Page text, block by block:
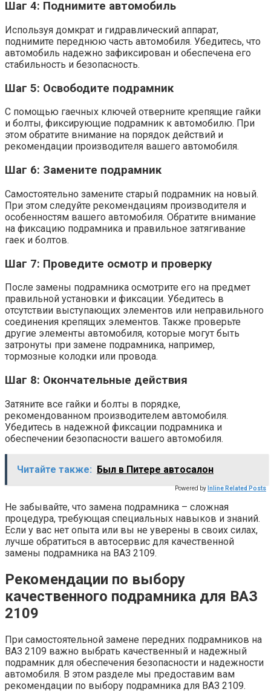
Шаг 4: Поднимите автомобиль
Используя домкрат и гидравлический аппарат,
поднимите переднюю часть автомобиля. Убедитесь, что
автомобиль надежно зафиксирован и обеспечена его
стабильность и безопасность.
Шаг 5: Освободите подрамник
С помощью гаечных ключей отверните крепящие гайки
и болты, фиксирующие подрамник к автомобилю. При
этом обратите внимание на порядок действий и
рекомендации производителя вашего автомобиля.
Шаг 6: Замените подрамник
Самостоятельно замените старый подрамник на новый.
При этом следуйте рекомендациям производителя и
особенностям вашего автомобиля. Обратите внимание
на фиксацию подрамника и правильное затягивание
гаек и болтов.
Шаг 7: Проведите осмотр и проверку
После замены подрамника осмотрите его на предмет
правильной установки и фиксации. Убедитесь в
отсутствии выступающих элементов или неправильного
соединения крепящих элементов. Также проверьте
другие элементы автомобиля, которые могут быть
затронуты при замене подрамника, например,
тормозные колодки или провода.
Шаг 8: Окончательные действия
Затяните все гайки и болты в порядке,
рекомендованном производителем автомобиля.
Убедитесь в надежной фиксации подрамника и
обеспечении безопасности вашего автомобиля.
Читайте также: Был в Питере автосалон
Powered by Inline Related Posts
Не забывайте, что замена подрамника – сложная
процедура, требующая специальных навыков и знаний.
Если у вас нет опыта или вы не уверены в своих силах,
лучше обратиться в автосервис для качественной
замены подрамника на ВАЗ 2109.
Рекомендации по выбору
качественного подрамника для ВАЗ
2109
При самостоятельной замене передних подрамников на
ВАЗ 2109 важно выбрать качественный и надежный
подрамник для обеспечения безопасности и надежности
автомобиля. В этом разделе мы предоставим вам
рекомендации по выбору подрамника для ВАЗ 2109.